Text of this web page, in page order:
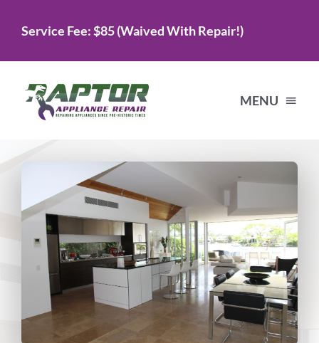
Service Fee: $85 (Waived With Repair!)
MENU
Home
Services
About Us
Testimonials